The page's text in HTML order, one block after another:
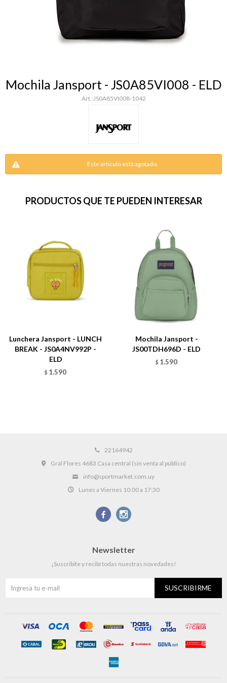
Mochila Jansport - JS0A85VI008 - ELD
JS0A85VI008-1042
Este artículo está agotado.
PRODUCTOS QUE TE PUEDEN INTERESAR
Lunchera Jansport - LUNCH
BREAK - JS0A4NV992P -
ELD
$ 1.590
Mochila Jansport -
JS00TDH696D - ELD
$ 1.590
22164942
Gral Flores 4683 Casa central (sin venta al público)
info@sportmarket.com.uy
Lunes a Viernes 10:00 a 17:30
 
Newsletter
¡Suscribite y recibí todas nuestras novedades!
SUSCRIBIRME